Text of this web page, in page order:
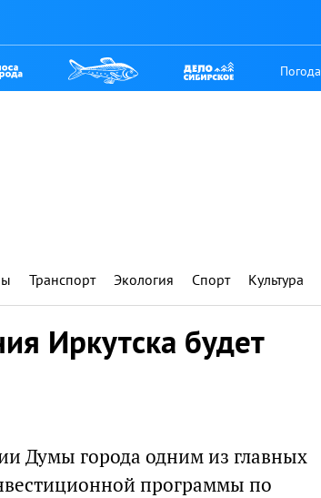
Погода
Транспорт Экология Спорт Культура
Иркутска будет
Думы города одним из главных
программы по